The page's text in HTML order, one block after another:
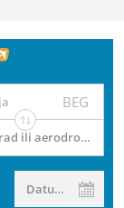
BEG
Destinacija (grad ili aerodrom)
Datum do